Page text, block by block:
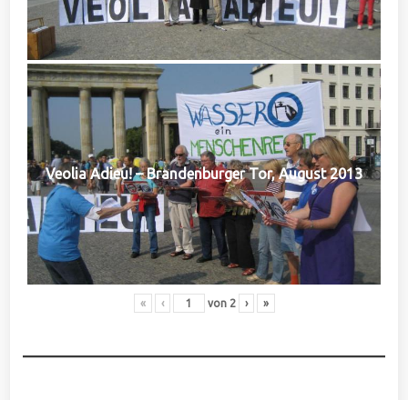
Veolia Adieu! – Brandenburger Tor, August 2013
« ‹ von 2 › »